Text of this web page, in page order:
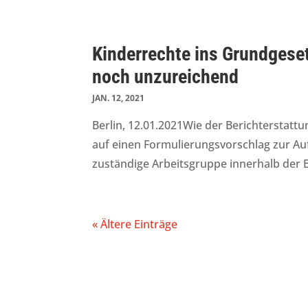
Kinderrechte ins
noch unzureichend
JAN. 12, 2021
Berlin, 12.01.2021Wie der
auf einen Formulierungsvorschlag zur
zuständige Arbeitsgruppe innerhalb der
« Ältere Einträge